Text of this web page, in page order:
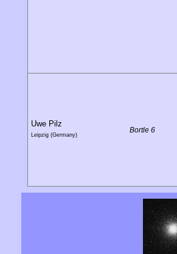
Uwe Pilz
Leipzig (Germany)
Bortle 6